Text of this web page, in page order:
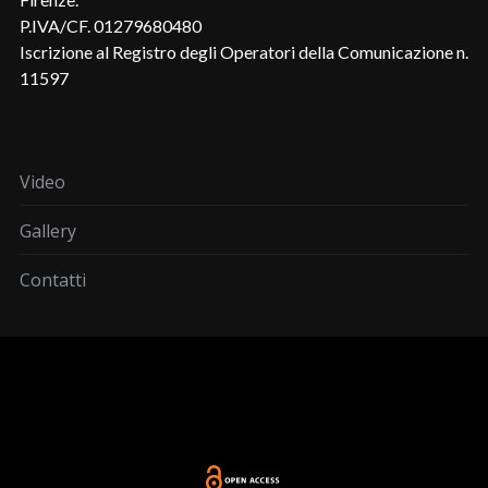
P.IVA/CF. 01279680480
Iscrizione al Registro degli Operatori della Comunicazione n.
11597
Video
Gallery
Contatti